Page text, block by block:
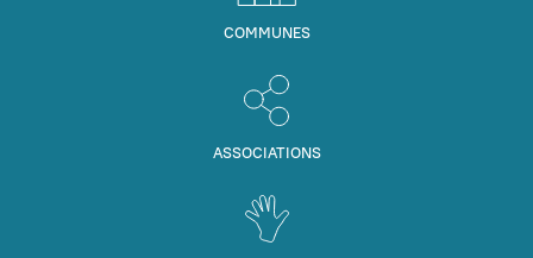
COMMUNES
ASSOCIATIONS